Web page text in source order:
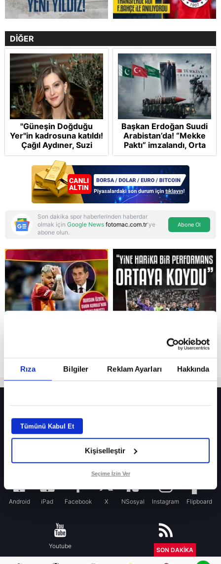
Rıza Bilgiler Reklam Ayarları Hakkında
Tümünü Kabul Et
Kişiselleştir
Seçime İzin Ver
Reddet
DİĞER
"Güneşin Doğduğu
Yer"in kadrosuna katıldı!
Çağıl Aydıner, Suzi
karakteriyle geliyor
Başkan Erdoğan Suudi
Arabistan’da! “Mekke
Paktı” imzalandı, Orta
Doğu’nun kaderi
şekilleniyor
Son dakika spor haberlerinden haberdar
olmak için Google News fotomac.com.tr'ye
abone olun.
Abone Ol
Fenerbahçe’de sürpriz ayrılık ihtimali! Devre arasında gelmişti
Fenerbahçe’nin yeni transferi Mason Greenwood için olay sözler!
Galatasaray’da rota yeniden Thiago Almada!
Android iPad Facebook X NSosyal Instagram Flipboard
Youtube RSS
SON DAKİKA